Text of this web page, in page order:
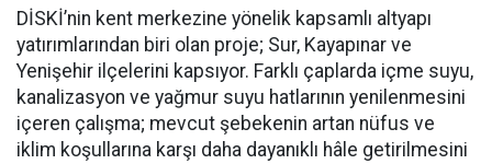
DİSKİ’nin kent merkezine yönelik kapsamlı altyapı
yatırımlarından biri olan proje; Sur, Kayapınar ve
Yenişehir ilçelerini kapsıyor. Farklı çaplarda içme suyu,
kanalizasyon ve yağmur suyu hatlarının yenilenmesini
içeren çalışma; mevcut şebekenin artan nüfus ve
iklim koşullarına karşı daha dayanıklı hâle getirilmesini